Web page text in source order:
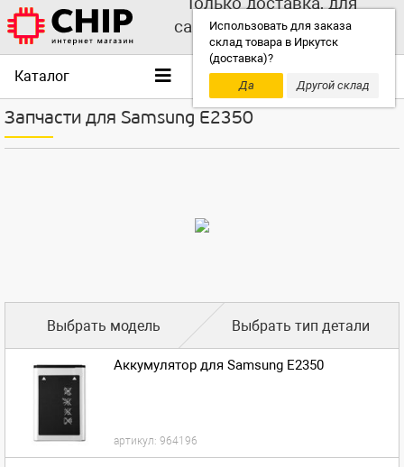
Использовать для заказа
склад товара в Иркутск
(доставка)?
Да
Другой склад
самовывоза выбирайте
другой склад!
Каталог
Запчасти для Samsung E2350
Выбрать модель Выбрать тип детали
Аккумулятор для Samsung E2350
артикул: 964196